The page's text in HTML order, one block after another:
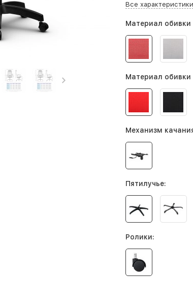
Все характеристики
Материал обивки
Материал обивки
Механизм
Пятилучье:
Ролики: